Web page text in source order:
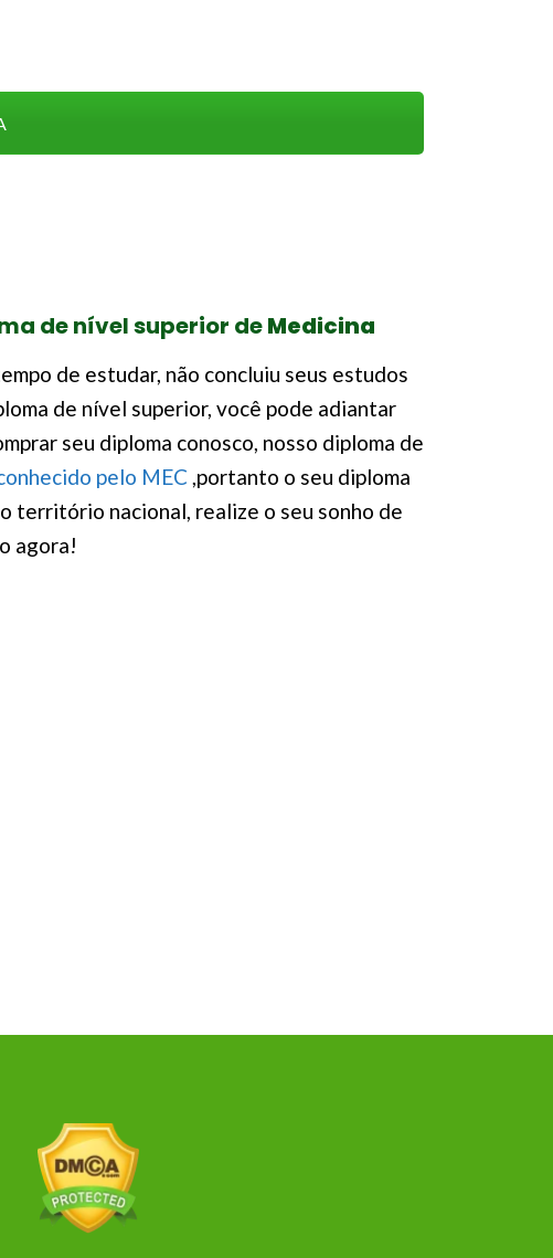
de nível superior deMedicina
de estudar, não concluiu seus estudos
de nível superior, você pode adiantar
seu diploma conosco, nosso diploma de
pelo MEC ,portanto o seu diploma
território nacional, realize o seu sonho de
agora!